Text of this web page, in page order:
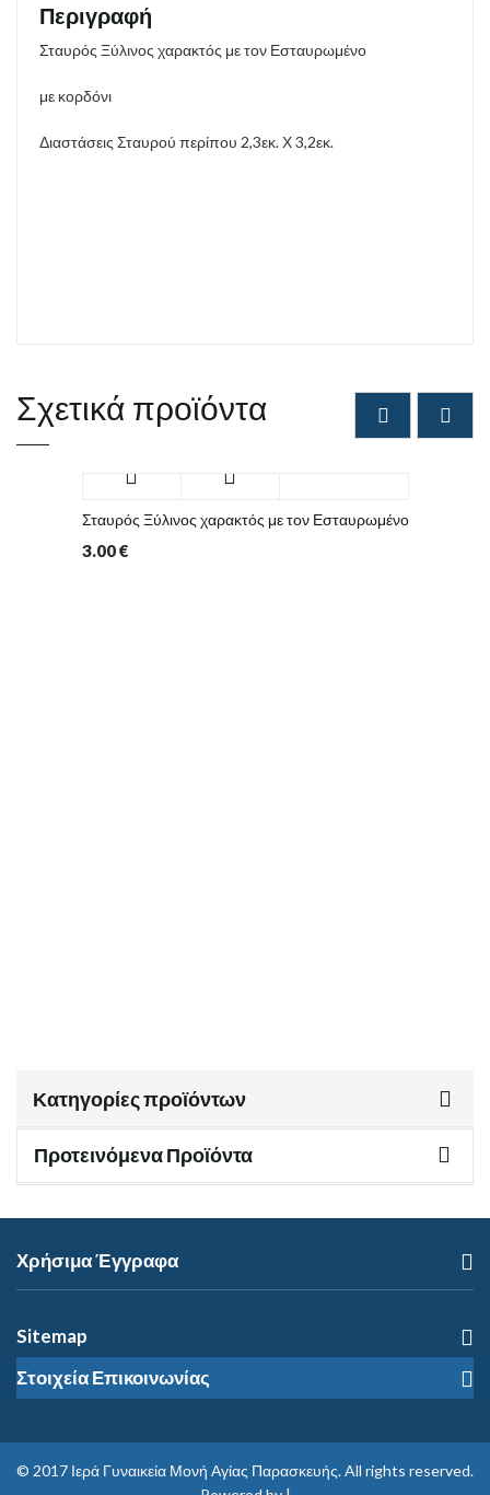
Περιγραφή
Σταυρός Ξύλινος χαρακτός με τον Εσταυρωμένο
με κορδόνι
Διαστάσεις Σταυρού περίπου 2,3εκ. Χ 3,2εκ.
Σχετικά προϊόντα
Σταυρός Ξύλινος χαρακτός με τον Εσταυρωμένο
3.00€
Κατηγορίες προϊόντων
Προτεινόμενα Προϊόντα
Χρήσιμα Έγγραφα
Sitemap
Στοιχεία Επικοινωνίας
© 2017 Ιερά Γυναικεία Μονή Αγίας Παρασκευής. All rights reserved.